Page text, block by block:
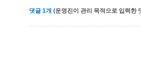
댓글 1개 (운영진이 관리 목적으로 입력한